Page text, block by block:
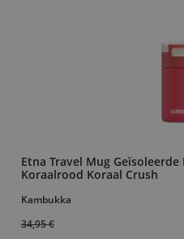
Etna Travel Mug
Koraalrood Koraal Crush
Kambukka
34,95 €